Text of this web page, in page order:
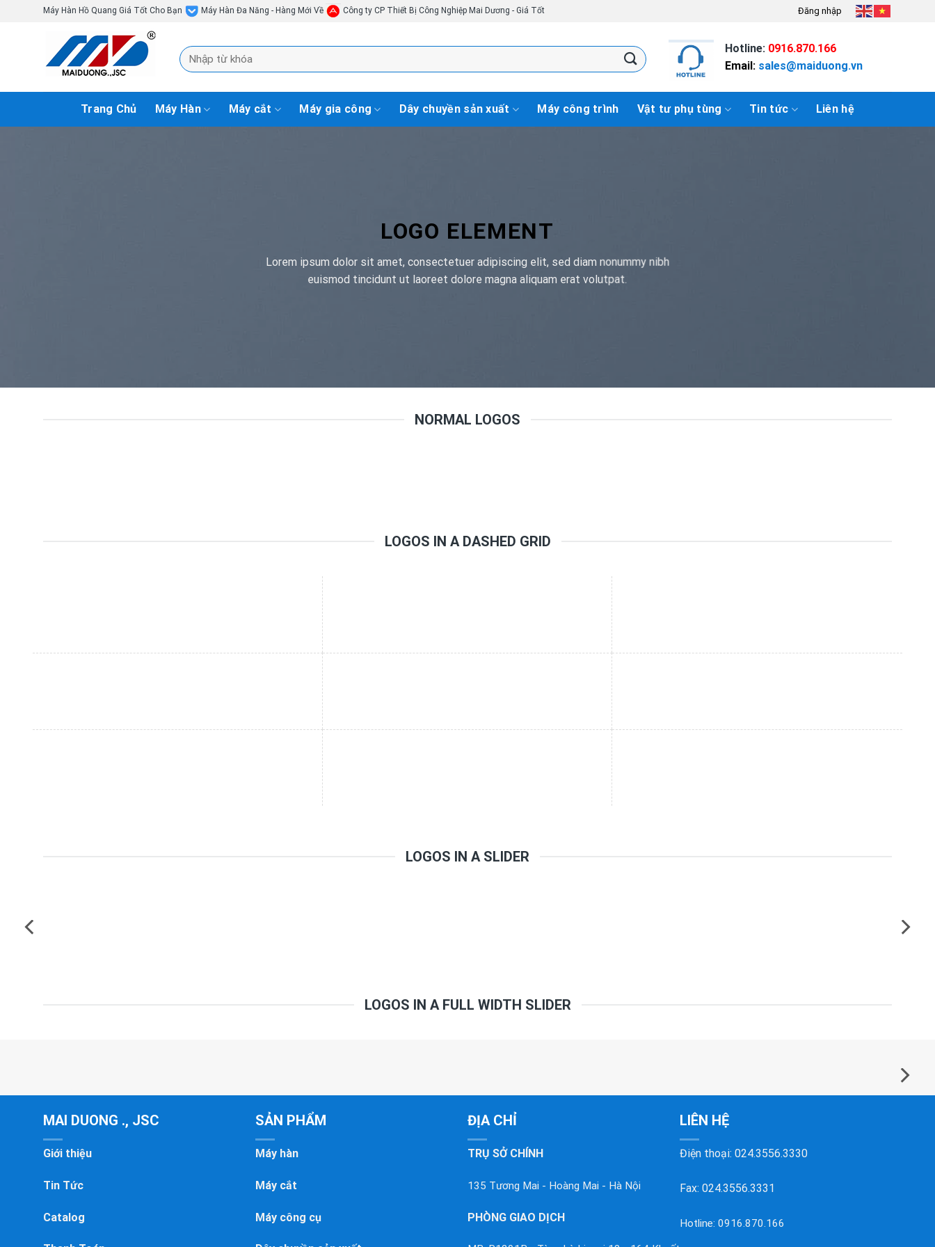
Máy Hàn Hồ Quang Giá Tốt Cho Bạn Máy Hàn Đa Năng - Hàng Mới Về Công ty CP Thiết Bị Công Nghiệp Mai Dương - Giá Tốt Đăng nhập
Tìm
kiếm:
Hotline: 0916.870.166
Email: sales@maiduong.vn
Trang Chủ Máy Hàn Máy cắt Máy gia công Dây chuyền sản xuất Máy công trình Vật tư phụ tùng Tin tức Liên hệ
LOGO ELEMENT
Lorem ipsum dolor sit amet, consectetuer adipiscing elit, sed diam nonummy nibh
euismod tincidunt ut laoreet dolore magna aliquam erat volutpat.
NORMAL LOGOS
LOGOS IN A DASHED GRID
LOGOS IN A SLIDER
LOGOS IN A FULL WIDTH SLIDER
MAI DUONG ., JSC
Giới thiệu
Tin Tức
Catalog
SẢN PHẨM
Máy hàn
Máy cắt
Máy công cụ
ĐỊA CHỈ
TRỤ SỞ CHÍNH
135 Tương Mai - Hoàng Mai - Hà Nội
PHÒNG GIAO DỊCH
LIÊN HỆ
Điện thoại: 024.3556.3330
Fax: 024.3556.3331
Hotline: 0916.870.166